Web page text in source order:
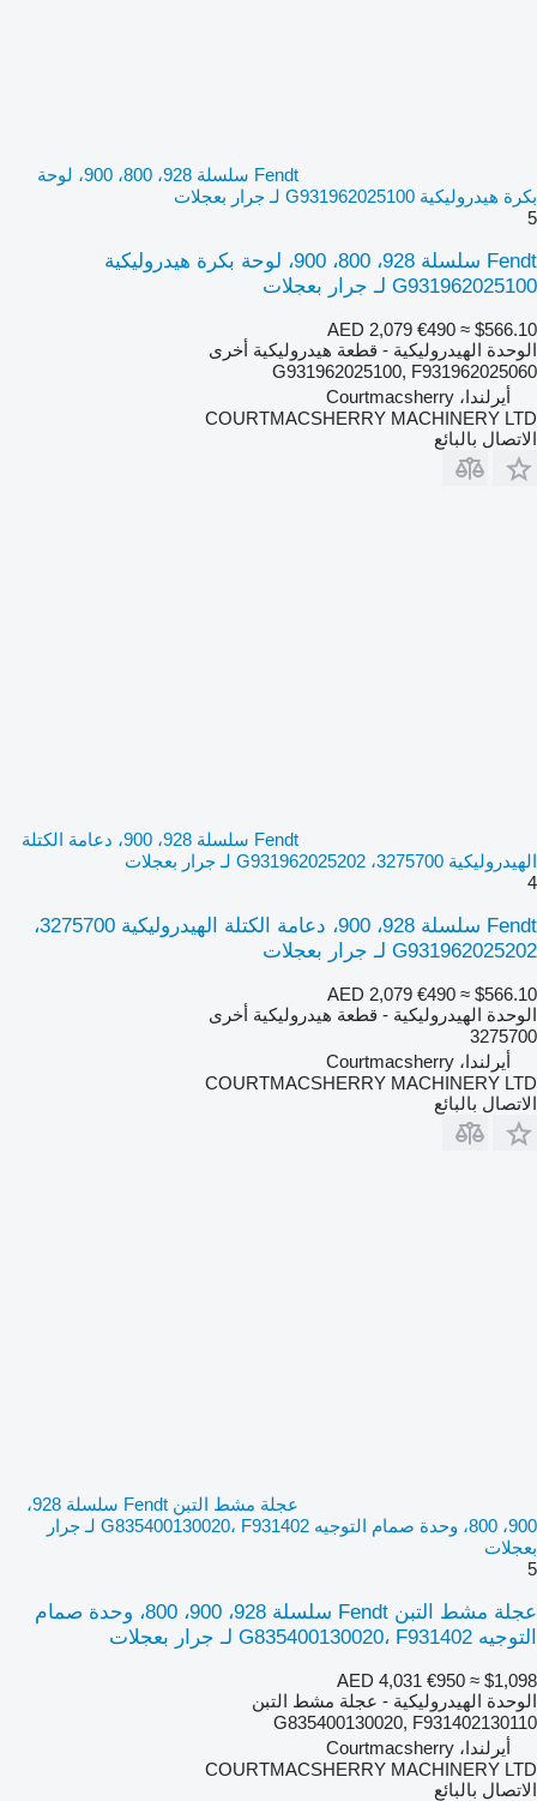
Fendt سلسلة 928، 800، 900، لوحة
بكرة هيدروليكية G931962025100 لـ جرار بعجلات
5
Fendt سلسلة 928، 800، 900، لوحة بكرة هيدروليكية
G931962025100 لـ جرار بعجلات
AED 2,079 €490 ≈ $566.10
الوحدة الهيدروليكية - قطعة هيدروليكية أخرى
G931962025100, F931962025060
أيرلندا، Courtmacsherry
COURTMACSHERRY MACHINERY LTD
الاتصال بالبائع
Fendt سلسلة 928، 900، دعامة الكتلة
الهيدروليكية 3275700، G931962025202 لـ جرار بعجلات
4
Fendt سلسلة 928، 900، دعامة الكتلة الهيدروليكية 3275700،
G931962025202 لـ جرار بعجلات
AED 2,079 €490 ≈ $566.10
الوحدة الهيدروليكية - قطعة هيدروليكية أخرى
3275700
أيرلندا، Courtmacsherry
COURTMACSHERRY MACHINERY LTD
الاتصال بالبائع
عجلة مشط التبن Fendt سلسلة 928،
900، 800، وحدة صمام التوجيه G835400130020، F931402 لـ جرار
بعجلات
5
عجلة مشط التبن Fendt سلسلة 928، 900، 800، وحدة صمام
التوجيه G835400130020، F931402 لـ جرار بعجلات
AED 4,031 €950 ≈ $1,098
الوحدة الهيدروليكية - عجلة مشط التبن
G835400130020, F931402130110
أيرلندا، Courtmacsherry
COURTMACSHERRY MACHINERY LTD
الاتصال بالبائع